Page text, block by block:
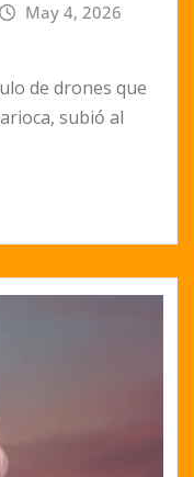
May 4, 2026
de drones que
subió al